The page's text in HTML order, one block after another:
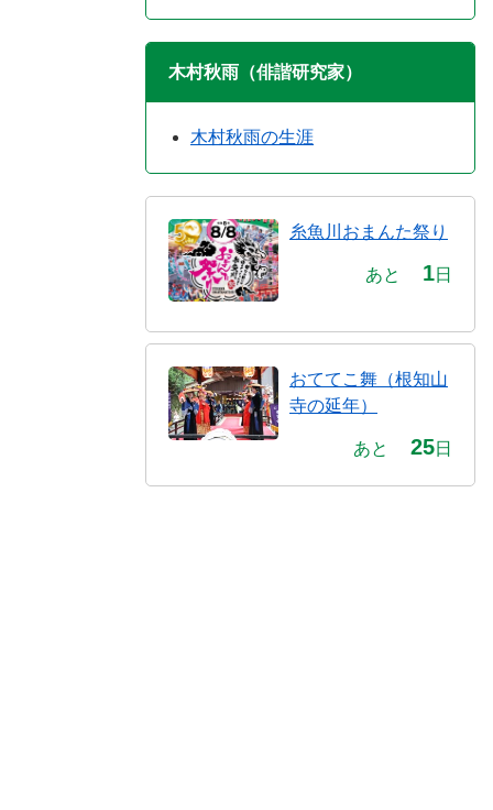
木村秋雨（俳諧研究家）
木村秋雨の生涯
糸魚川おまんた祭り
あと 1日
おててこ舞（根知山
寺の延年）
あと 25日